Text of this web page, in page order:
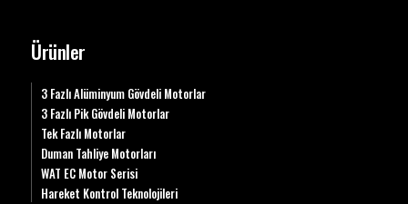
Ürünler
3 Fazlı Alüminyum Gövdeli Motorlar
3 Fazlı Pik Gövdeli Motorlar
Tek Fazlı Motorlar
Duman Tahliye Motorları
WAT EC Motor Serisi
Hareket Kontrol Teknolojileri